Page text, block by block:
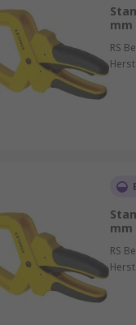
Bauweise
Objekt
eingestellt werden.
zum
zum Klemmen von
und
mm
RS
mm
RS